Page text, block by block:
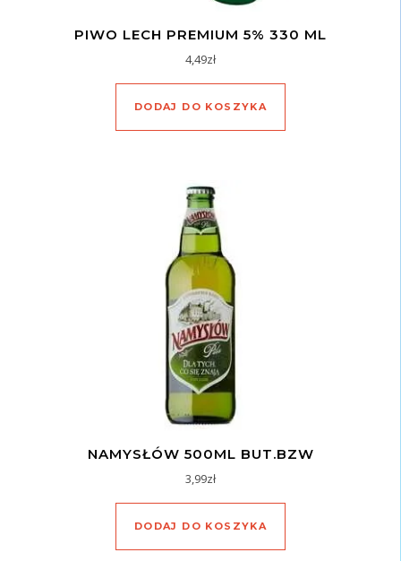
PIWO LECH PREMIUM 5% 330 ML
4,49zł
DODAJ DO KOSZYKA
NAMYSŁÓW 500ML BUT.BZW
3,99zł
DODAJ DO KOSZYKA